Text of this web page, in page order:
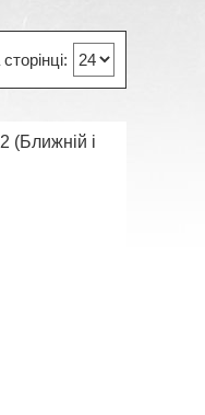
(Ближній і